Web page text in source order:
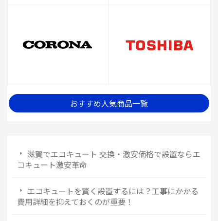
おすすめ人気商品一覧
滋賀でエコキュート 交換・激安価格で設置ならエ
コキュート激安革命
エコキュートを賢く設置するには？工事にかかる
費用詳細を抑えておくのが重要！